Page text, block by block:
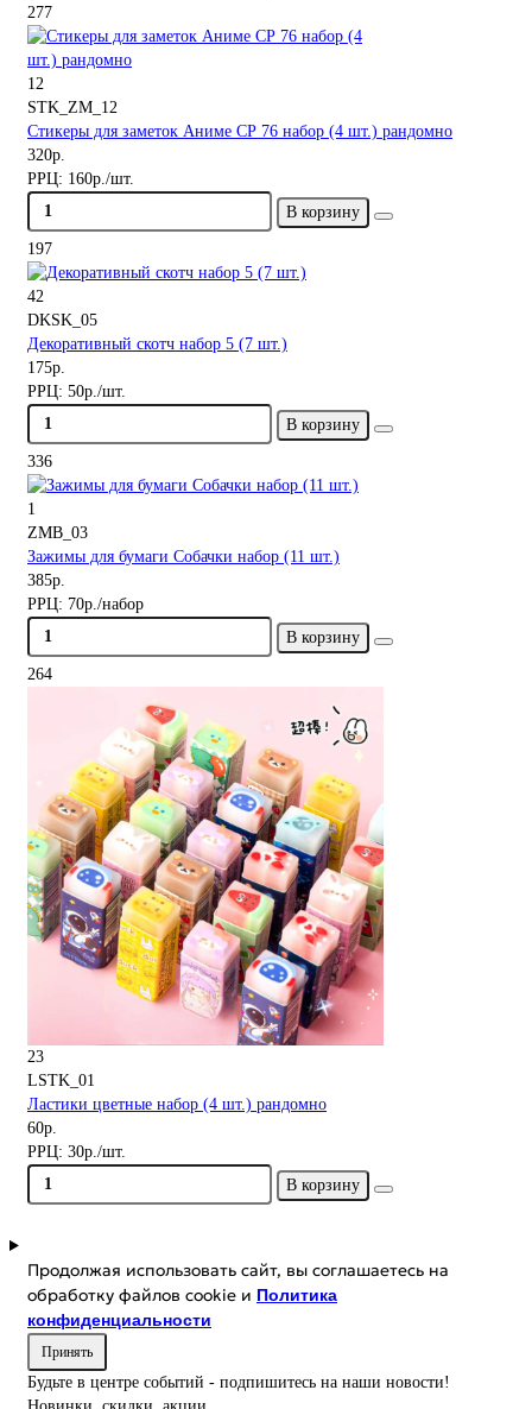
277
12
STK_ZM_12
Стикеры для заметок Аниме СР 76 набор (4 шт.) рандомно
320р.
РРЦ: 160р./шт.
В корзину
197
42
DKSK_05
Декоративный скотч набор 5 (7 шт.)
175р.
РРЦ: 50р./шт.
В корзину
336
1
ZMB_03
Зажимы для бумаги Собачки набор (11 шт.)
385р.
РРЦ: 70р./набор
В корзину
264
23
LSTK_01
Ластики цветные набор (4 шт.) рандомно
60р.
РРЦ: 30р./шт.
В корзину
Продолжая использовать сайт, вы соглашаетесь на
обработку файлов cookie и Политика
конфиденциальности
Принять
Будьте в центре событий - подпишитесь на наши новости!